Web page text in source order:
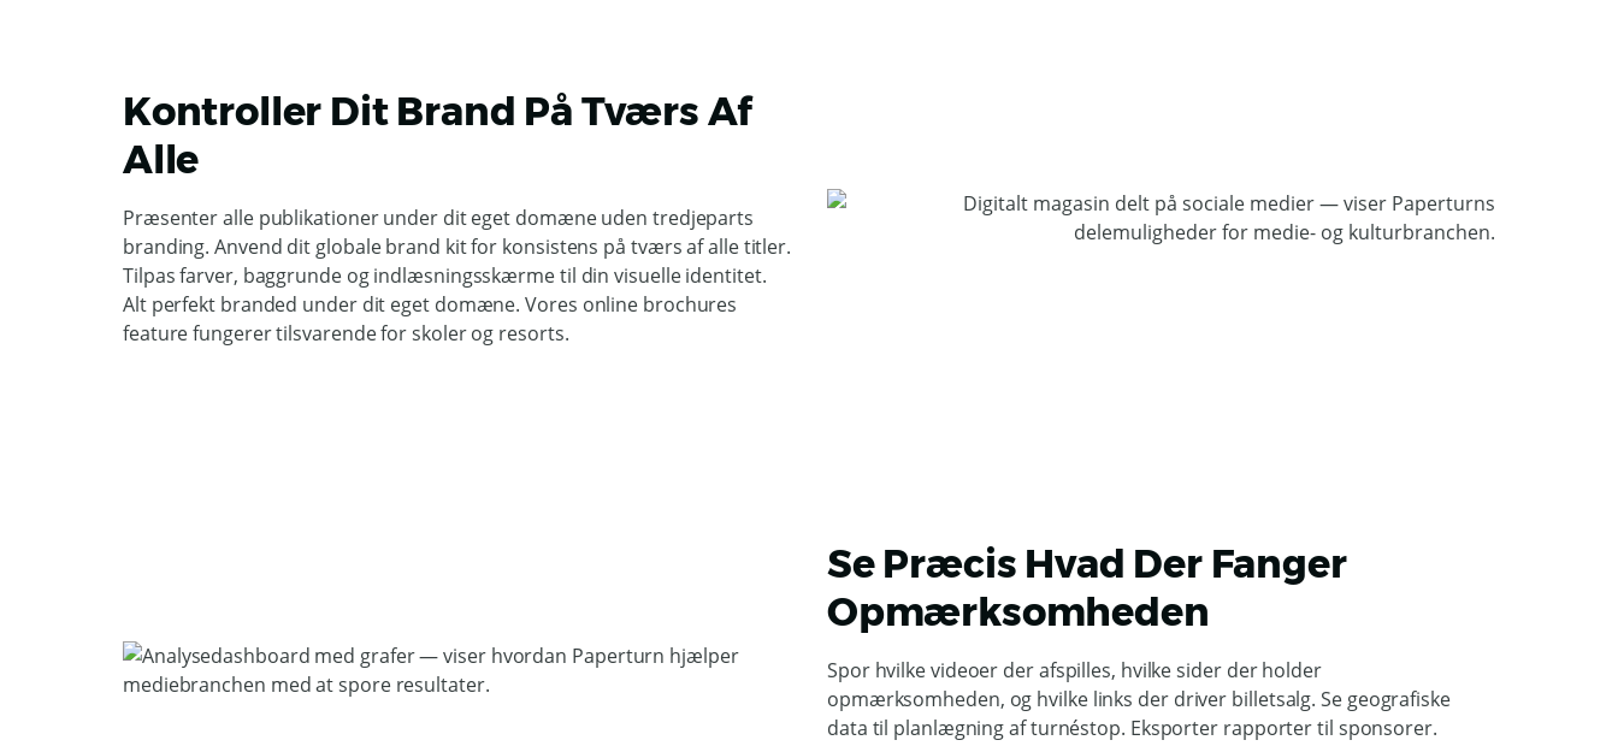
Kontroller Dit Brand På Tværs Af
Alle
Præsenter alle publikationer under dit eget domæne uden tredjeparts
branding. Anvend dit globale brand kit for konsistens på tværs af alle titler.
Tilpas farver, baggrunde og indlæsningsskærme til din visuelle identitet.
Alt perfekt branded under dit eget domæne. Vores online brochures
feature fungerer tilsvarende for skoler og resorts.
Se Præcis Hvad Der Fanger
Opmærksomheden
Spor hvilke videoer der afspilles, hvilke sider der holder
opmærksomheden, og hvilke links der driver billetsalg. Se geografiske
data til planlægning af turnéstop. Eksporter rapporter til sponsorer.